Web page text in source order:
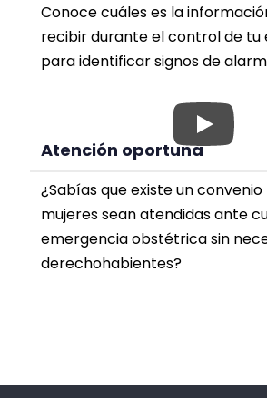
Conoce cuáles es la
recibir durante el control de tu
para identificar signos de
Atención oportuna
¿Sabías que existe un
mujeres sean atendidas ante
emergencia obstétrica sin
derechohabientes?